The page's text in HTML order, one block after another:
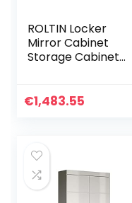
ROLTIN Locker
Mirror Cabinet
Storage Cabinet
Bathroom Wall
€1,483.55